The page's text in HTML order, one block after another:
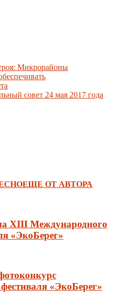
Микрорайоны
совет 24 мая 2017 года
ЕЩЕ ОТ АВТОРА
XIII Международного
«ЭкоБерег»
«ЭкоБерег»